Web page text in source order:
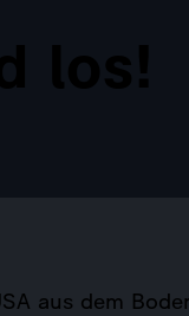
los!
aus dem